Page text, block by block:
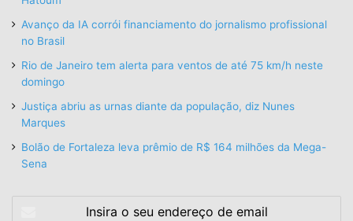
Avanço da IA corrói financiamento do jornalismo profissional
no Brasil
Rio de Janeiro tem alerta para ventos de até 75 km/h neste
domingo
Justiça abriu as urnas diante da população, diz Nunes
Marques
Bolão de Fortaleza leva prêmio de R$ 164 milhões da Mega-
Sena